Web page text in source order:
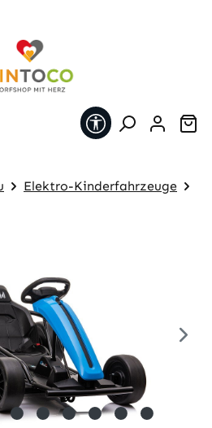
Werkzeugleiste
Elektro-Kinderfahrzeuge